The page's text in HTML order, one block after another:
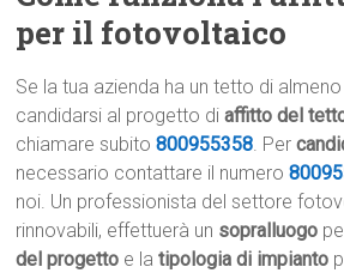
per il fotovoltaico
Se la tua azienda ha un tetto di
candidarsi al progetto diaffitto del
chiamare subito800955358. Per
necessario contattare il numero
noi. Un professionista del settore
rinnovabili, effettuerà un sopralluogo
del progetto e latipologia di impianto